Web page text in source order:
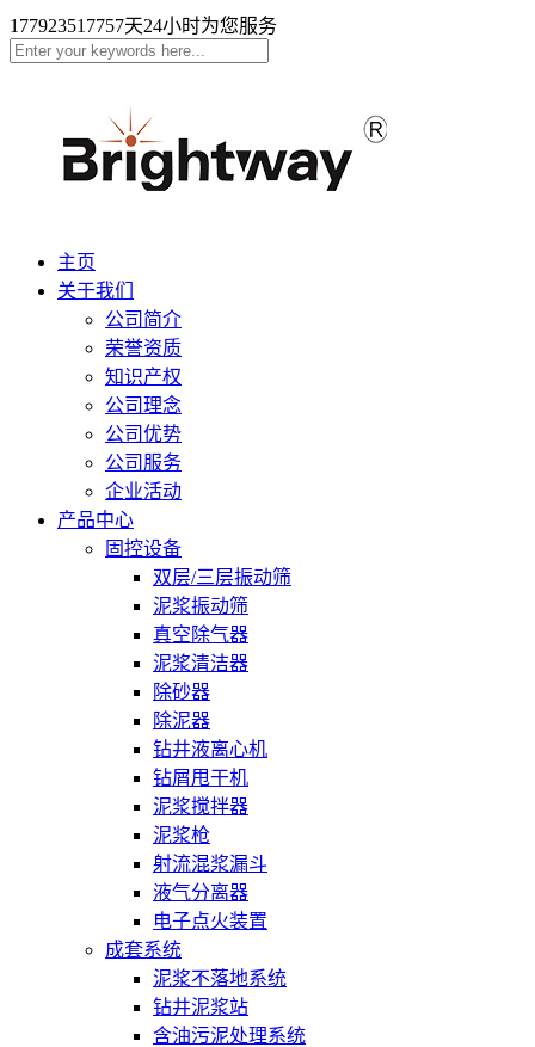
177923517757天24小时为您服务
主页
关于我们
公司简介
荣誉资质
知识产权
公司理念
公司优势
公司服务
企业活动
产品中心
固控设备
双层/三层振动筛
泥浆振动筛
真空除气器
泥浆清洁器
除砂器
除泥器
钻井液离心机
钻屑甩干机
泥浆搅拌器
泥浆枪
射流混浆漏斗
液气分离器
电子点火装置
成套系统
泥浆不落地系统
钻井泥浆站
含油污泥处理系统